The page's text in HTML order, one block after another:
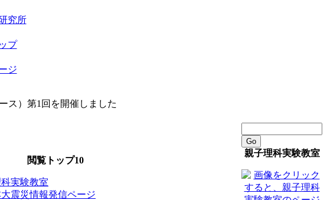
究所
プ
ジ
ス）第1回を開催しました
閲覧トップ10
実験教室
震災情報発信ページ
Go
親子理科実験教室